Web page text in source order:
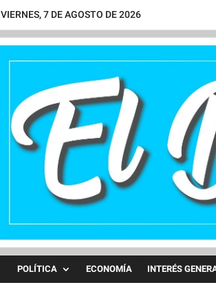
VIERNES, 7 DE AGOSTO DE 2026
POLÍTICA ECONOMÍA INTERÉS